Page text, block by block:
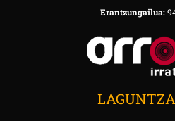
Erantzungailua: